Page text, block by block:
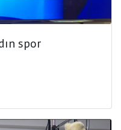
spor